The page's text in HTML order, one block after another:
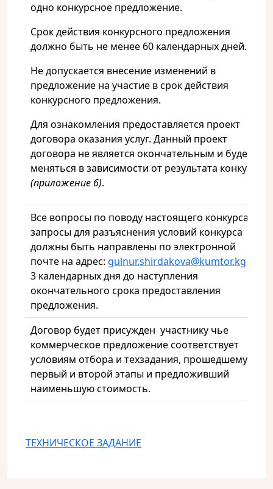
одно конкурсное предложение.
Срок действия конкурсного предложения
должно быть не менее 60 календарных дней.
Не допускается внесение изменений в
предложение на участие в срок действия
конкурсного предложения.
Для ознакомления предоставляется проект
договора оказания услуг. Данный проект
договора не является окончательным и будет
меняться в зависимости от результата конкурса
(приложение 6).
Все вопросы по поводу настоящего конкурса и
запросы для разъяснения условий конкурса
должны быть направлены по электронной
почте на адрес: gulnur.shirdakova@kumtor.kg
3 календарных дня до наступления
окончательного срока предоставления
предложения.
Договор будет присужден участнику чье
коммерческое предложение соответствует
условиям отбора и техзадания, прошедшему
первый и второй этапы и предложивший
наименьшую стоимость.
ТЕХНИЧЕСКОЕ ЗАДАНИЕ